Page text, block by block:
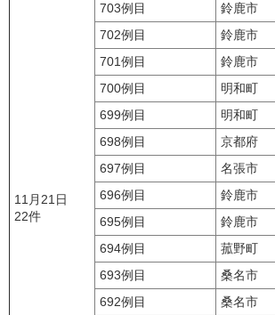
11月21日
22件
703例目 鈴鹿市
702例目
鈴鹿市
701例目
鈴鹿市
700例目
明和町
699例目
明和町
698例目
京都府
697例目
名張市
696例目
鈴鹿市
695例目
鈴鹿市
694例目
菰野町
693例目
桑名市
692例目
桑名市